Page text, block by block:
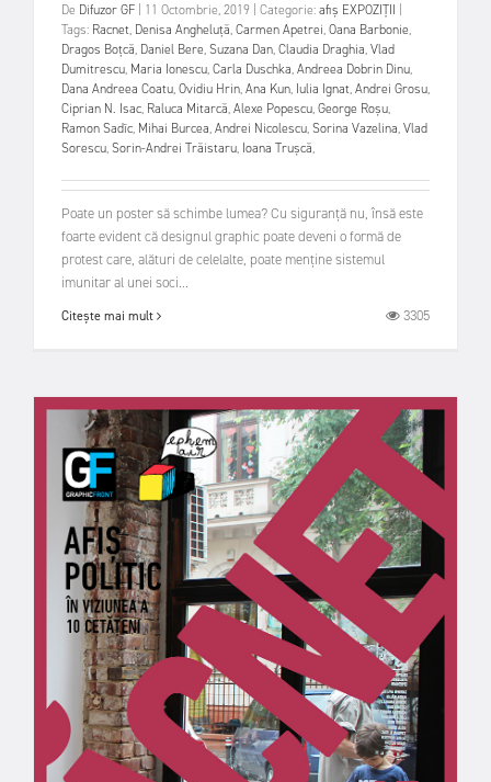
De Difuzor GF 11 Octombrie, 2019 Categorie:afiș EXPOZIȚII
Tags: Racnet, Denisa Angheluță,Carmen Apetrei,Oana Barbonie,
Dragos Boțcă, Daniel Bere,Suzana Dan,Claudia Draghia,Vlad
Dumitrescu, Maria Ionescu,Carla Duschka,Andreea Dobrin Dinu,
Dana Andreea Coatu,Ovidiu Hrin,Ana Kun, Iulia Ignat,Andrei Grosu,
Ciprian N. Isac, Raluca Mitarcă,Alexe Popescu,George Roșu,
Ramon Sadîc, Mihai Burcea,Andrei Nicolescu,Sorina Vazelina,Vlad
Sorescu,Sorin-Andrei Trăistaru, Ioana Trușcă,
Poate un poster să schimbe lumea? Cu siguranță nu, însă este
foarte evident că designul graphic poate deveni o formă de
protest care, alături de celelalte, poate menține sistemul
imunitar al unei soci...
Citește mai mult 3305